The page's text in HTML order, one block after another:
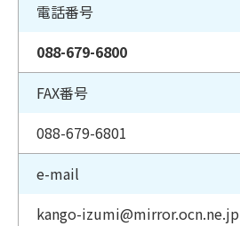
電話番号
088-679-6800
FAX番号
088-679-6801
e-mail
kango-izumi@mirror.ocn.ne.jp